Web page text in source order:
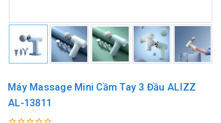
Máy Massage Mini Cầm Tay 3 Đầu ALIZZ
AL-13811